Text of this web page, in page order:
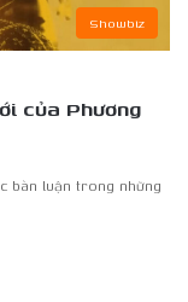
Showbiz
của Phương
bàn luận trong những